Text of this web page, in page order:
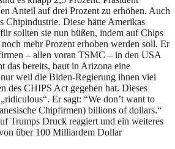
Anteil auf drei Prozent zu erhöhen. Auch
Chipindustrie. Diese hätte Amerikas
sollten sie nun büßen, indem auf Chips
mehr Prozent erhoben werden soll. Er
– allen voran TSMC – in den USA
das bereits, baut in Arizona eine
weil die Biden-Regierung ihnen viel
des CHIPS Act gegeben hat. Dieses
Er sagt: “We don’t want to
Chipfirmen) billions of dollars.“
Trumps Druck reagiert und ein weiteres
über 100 Milliardem Dollar